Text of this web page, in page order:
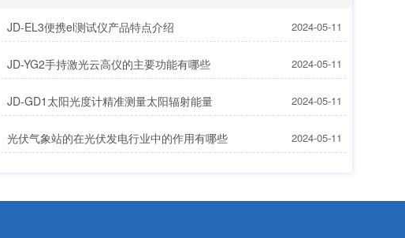
JD-EL3便携el测试仪产品特点介绍 2024-05-11
JD-YG2手持激光云高仪的主要功能有哪些 2024-05-11
JD-GD1太阳光度计精准测量太阳辐射能量 2024-05-11
光伏气象站的在光伏发电行业中的作用有哪些 2024-05-11